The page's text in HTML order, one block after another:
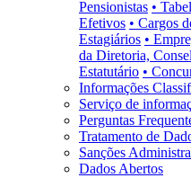
Pensionistas •
Efetivos • Cargos
Estagiários •
da Diretoria,
Estatutário •
Informações
Serviço de
Perguntas
Tratamento de
Sanções
Dados Abertos